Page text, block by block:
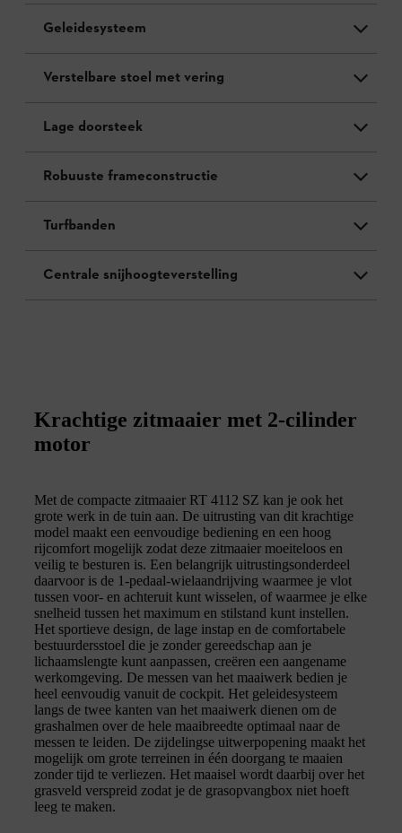
Geleidesysteem
Verstelbare stoel met vering
Lage doorsteek
Robuuste frameconstructie
Turfbanden
Centrale snijhoogteverstelling
Krachtige zitmaaier met 2-cilinder
motor
Met de compacte zitmaaier RT 4112 SZ kan je ook het
grote werk in de tuin aan. De uitrusting van dit krachtige
model maakt een eenvoudige bediening en een hoog
rijcomfort mogelijk zodat deze zitmaaier moeiteloos en
veilig te besturen is. Een belangrijk uitrustingsonderdeel
daarvoor is de 1-pedaal-wielaandrijving waarmee je vlot
tussen voor- en achteruit kunt wisselen, of waarmee je elke
snelheid tussen het maximum en stilstand kunt instellen.
Het sportieve design, de lage instap en de comfortabele
bestuurdersstoel die je zonder gereedschap aan je
lichaamslengte kunt aanpassen, creëren een aangename
werkomgeving. De messen van het maaiwerk bedien je
heel eenvoudig vanuit de cockpit. Het geleidesysteem
langs de twee kanten van het maaiwerk dienen om de
grashalmen over de hele maaibreedte optimaal naar de
messen te leiden. De zijdelingse uitwerpopening maakt het
mogelijk om grote terreinen in één doorgang te maaien
zonder tijd te verliezen. Het maaisel wordt daarbij over het
grasveld verspreid zodat je de grasopvangbox niet hoeft
leeg te maken.